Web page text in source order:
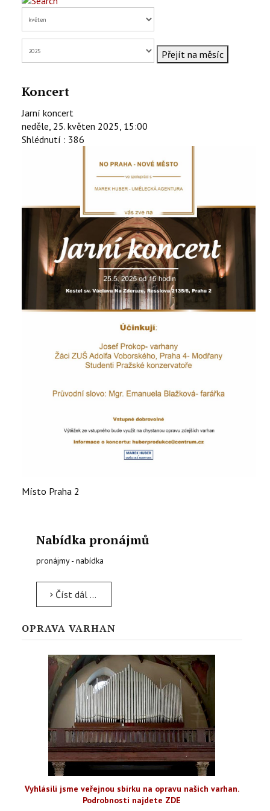
KONTAKTY
EN
Přejít na měsíc
Koncert
Jarní koncert
neděle, 25. květen 2025, 15:00
Shlédnutí : 386
Místo Praha 2
Nabídka pronájmů
pronájmy - nabídka
Číst dál …
OPRAVA VARHAN
Vyhlásili jsme veřejnou sbírku na opravu našich varhan.
Podrobnosti najdete ZDE